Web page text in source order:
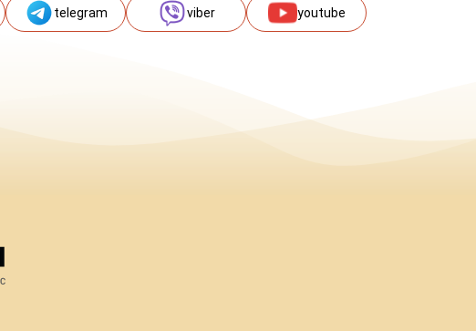
telegram viber youtube